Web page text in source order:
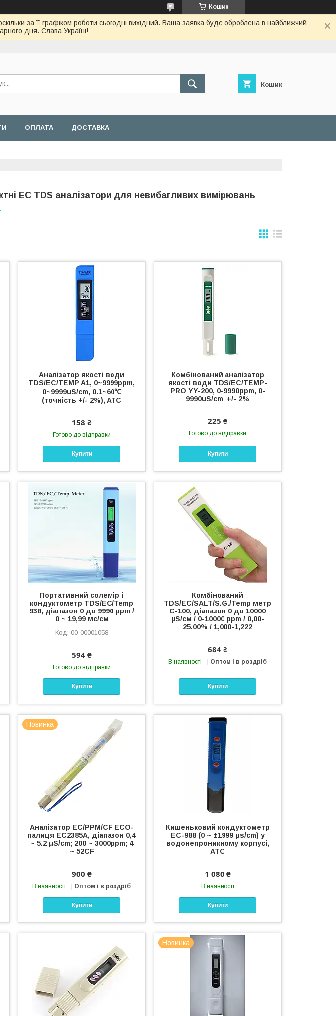
Кошик
за її графіком роботи сьогодні вихідний. Ваша заявка буде оброблена в найближчий
дня. Слава Україні!
Кошик
ОПЛАТА ДОСТАВКА
EC TDS аналізатори для невибагливих вимірювань
Аналізатор якості води
TDS/EC/TEMP A1, 0~9999ppm,
0~9999uS/cm, 0.1~60℃
(точність +/- 2%), ATC
158 ₴
Готово до відправки
Купити
Комбінований аналізатор
якості води TDS/EC/TEMP-
PRO YY-200, 0-9990ppm, 0-
9990uS/cm, +/- 2%
225 ₴
Готово до відправки
Купити
Портативний солемір і
кондуктометр TDS/EC/Temp
936, діапазон 0 до 9990 ppm /
0 ~ 19,99 мс/см
00-00001058
594 ₴
Готово до відправки
Купити
Комбінований
TDS/EC/SALT/S.G./Temp метр
С-100, діапазон 0 до 10000
µS/см / 0-10000 ppm / 0,00-
25.00% / 1,000-1,222
684 ₴
В наявності Оптом і в роздріб
Купити
Новинка
Аналізатор EC/PPM/CF ECO-
палиця EC2385А, діапазон 0,4
~ 5.2 μS/cm; 200 ~ 3000ppm; 4
~ 52CF
900 ₴
В наявності Оптом і в роздріб
Купити
Кишеньковий кондуктометр
EC-988 (0 ~ ±1999 μs/cm) у
водонепроникному корпусі,
АТС
1 080 ₴
В наявності
Купити
Новинка